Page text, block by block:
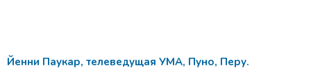
Йенни Паукар, телеведущая УМА, Пуно, Перу.